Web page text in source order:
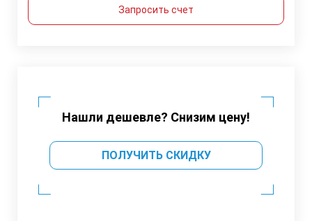
Запросить счет
Нашли дешевле? Снизим цену!
ПОЛУЧИТЬ СКИДКУ